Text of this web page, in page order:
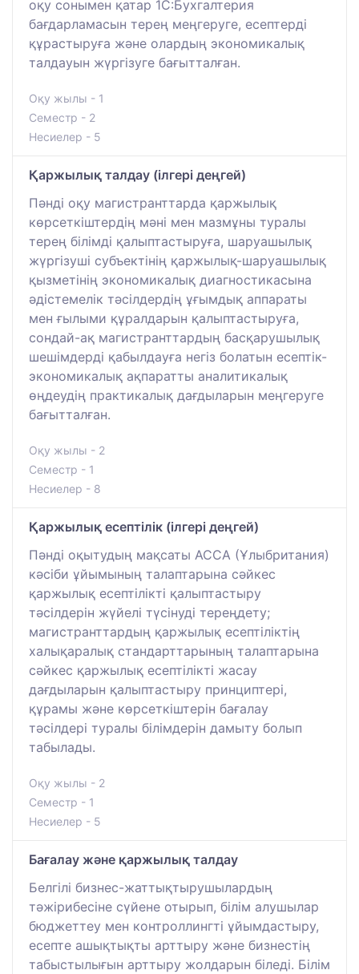
оқу сонымен қатар 1С:Бухгалтерия
бағдарламасын терең меңгеруге, есептерді
құрастыруға және олардың экономикалық
талдауын жүргізуге бағытталған.
Оқу жылы - 1
Семестр - 2
Несиелер - 5
Қаржылық талдау (ілгері деңгей)
Пәнді оқу магистранттарда қаржылық
көрсеткіштердің мәні мен мазмұны туралы
терең білімді қалыптастыруға, шаруашылық
жүргізуші субъектінің қаржылық-шаруашылық
қызметінің экономикалық диагностикасына
әдістемелік тәсілдердің ұғымдық аппараты
мен ғылыми құралдарын қалыптастыруға,
сондай-ақ магистранттардың басқарушылық
шешімдерді қабылдауға негіз болатын есептік-
экономикалық ақпаратты аналитикалық
өңдеудің практикалық дағдыларын меңгеруге
бағытталған.
Оқу жылы - 2
Семестр - 1
Несиелер - 8
Қаржылық есептілік (ілгері деңгей)
Пәнді оқытудың мақсаты АССА (Ұлыбритания)
кәсіби ұйымының талаптарына сәйкес
қаржылық есептілікті қалыптастыру
тәсілдерін жүйелі түсінуді тереңдету;
магистранттардың қаржылық есептіліктің
халықаралық стандарттарының талаптарына
сәйкес қаржылық есептілікті жасау
дағдыларын қалыптастыру принциптері,
құрамы және көрсеткіштерін бағалау
тәсілдері туралы білімдерін дамыту болып
табылады.
Оқу жылы - 2
Семестр - 1
Несиелер - 5
Бағалау және қаржылық талдау
Белгілі бизнес-жаттықтырушылардың
тәжірибесіне сүйене отырып, білім алушылар
бюджеттеу мен контроллингті ұйымдастыру,
есепте ашықтықты арттыру және бизнестің
табыстылығын арттыру жолдарын біледі. Білім